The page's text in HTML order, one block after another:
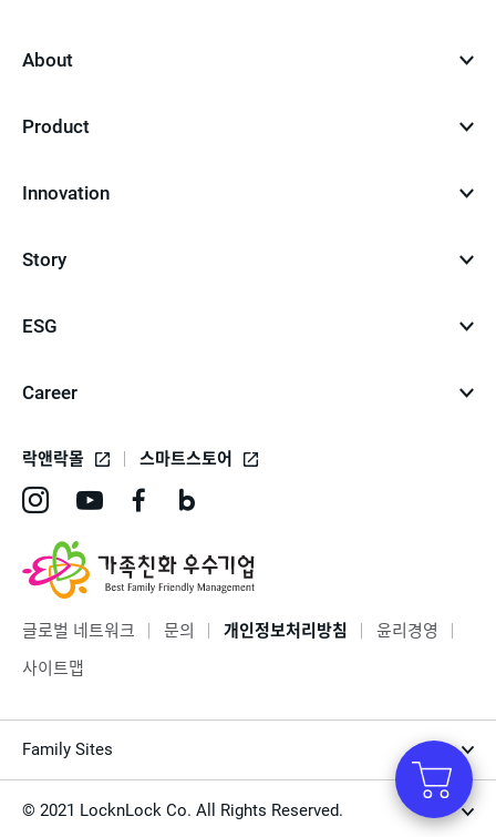
About
Product
Innovation
Story
ESG
Career
락앤락몰 스마트스토어
스
타
램
바
로
가
브
로
기
스
바
가
버
로
바
글로벌 네트워크 문의 개인정보처리방침
윤리경영
사이트맵
Family Sites
© 2021 LocknLock Co. All Rights Reserved.